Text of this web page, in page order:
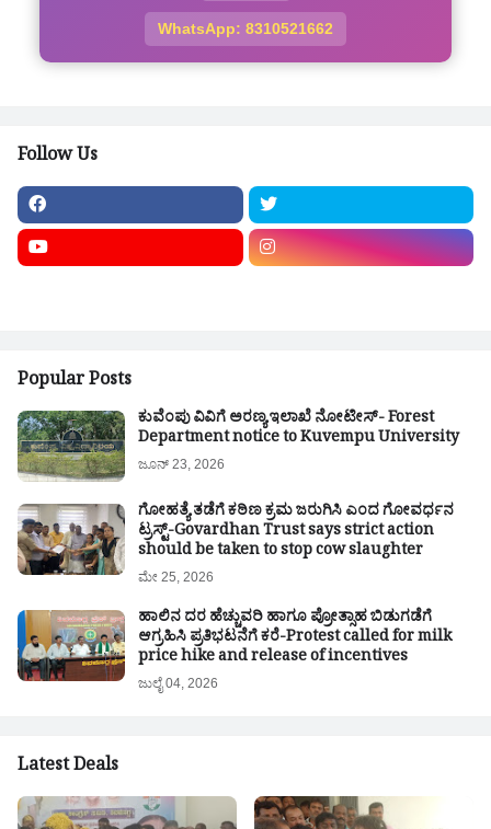
WhatsApp: 8310521662
Follow Us
Popular Posts
ಕುವೆಂಪು ವಿವಿಗೆ ಅರಣ್ಯ ಇಲಾಖೆ ನೋಟೀಸ್- Forest
Department notice to Kuvempu University
ಜೂನ್ 23, 2026
ಗೋಹತ್ಯೆ ತಡೆಗೆ ಕಠಿಣ ಕ್ರಮ ಜರುಗಿಸಿ ಎಂದ ಗೋವರ್ಧನ
ಟ್ರಸ್ಟ್-Govardhan Trust says strict action
should be taken to stop cow slaughter
ಮೇ 25, 2026
ಹಾಲಿನ ದರ ಹೆಚ್ಚುವರಿ ಹಾಗೂ ಪ್ರೋತ್ಸಾಹ ಬಿಡುಗಡೆಗೆ
ಆಗ್ರಹಿಸಿ ಪ್ರತಿಭಟನೆಗೆ ಕರೆ-Protest called for milk
price hike and release of incentives
ಜುಲೈ 04, 2026
Latest Deals